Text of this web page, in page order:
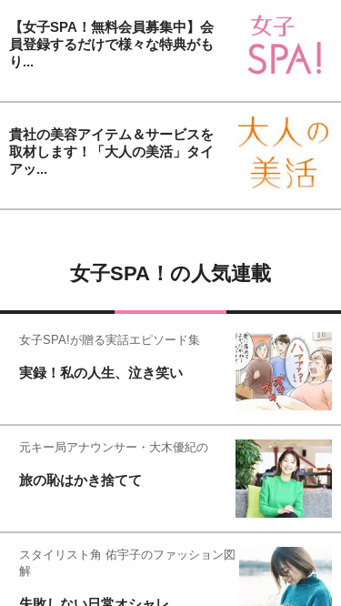
【女子SPA！無料会員募集中】会
員登録するだけで様々な特典がも
り...
貴社の美容アイテム＆サービスを
取材します！「大人の美活」タイ
アッ...
女子SPA！の人気連載
女子SPA!が贈る実話エピソード集
実録！私の人生、泣き笑い
元キー局アナウンサー・大木優紀の
旅の恥はかき捨てて
スタイリスト角 佑宇子のファッション図
解